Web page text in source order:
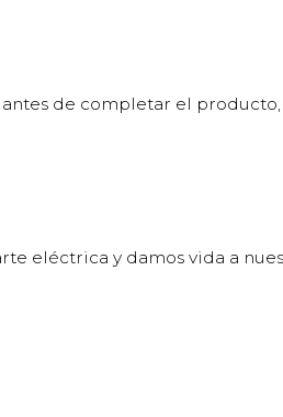
de completar el
eléctrica y damos vida a